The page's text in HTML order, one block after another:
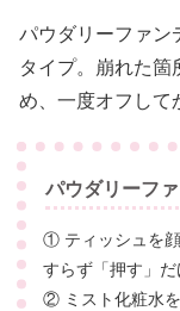
パウダリーファン
タイプ。崩れた箇
め、一度オフして
パウダリーフ
① ティッシュを
すらず「押す」だ
② ミスト化粧水